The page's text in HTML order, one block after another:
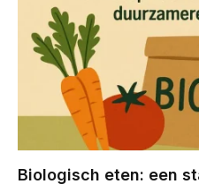
Biologisch eten: een